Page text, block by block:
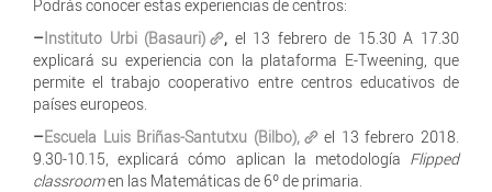
Podrás conocer estas experiencias de centros:
–Instituto Urbi (Basauri) ,el 13 febrero de 15.30 A 17.30
explicará su experiencia con la plataforma E-Tweening, que
permite el trabajo cooperativo entre centros educativos de
países europeos.
–Escuela Luis Briñas-Santutxu (Bilbo),
el 13 febrero 2018.
9.30-10.15, explicará cómo aplican la metodología Flipped
classroomen las Matemáticas de 6º de primaria.